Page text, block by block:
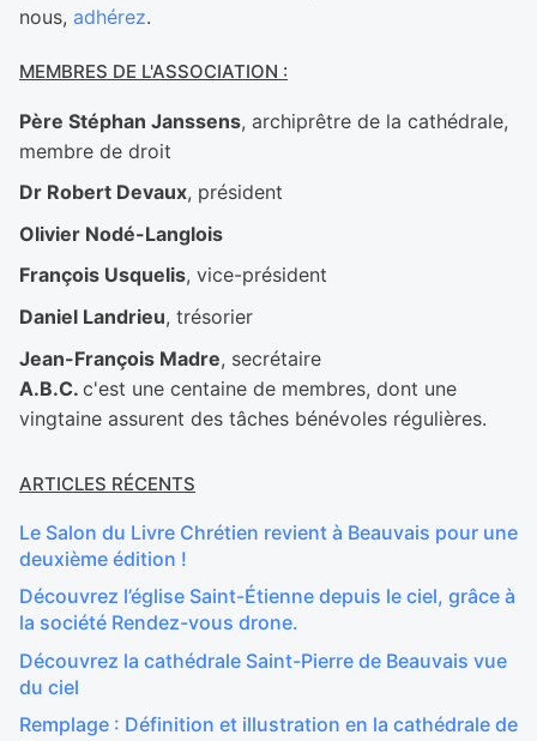
nous, adhérez.
MEMBRES DE L'ASSOCIATION :
Père Stéphan Janssens, archiprêtre de la cathédrale,
membre de droit
Dr Robert Devaux, président
Olivier Nodé-Langlois
François Usquelis, vice-président
Daniel Landrieu, trésorier
Jean-François Madre, secrétaire
A.B.C. c'est une centaine de membres, dont une
vingtaine assurent des tâches bénévoles régulières.
ARTICLES RÉCENTS
Le Salon du Livre Chrétien revient à Beauvais pour une
deuxième édition !
Découvrez l’église Saint-Étienne depuis le ciel, grâce à
la société Rendez-vous drone.
Découvrez la cathédrale Saint-Pierre de Beauvais vue
du ciel
Remplage : Définition et illustration en la cathédrale de